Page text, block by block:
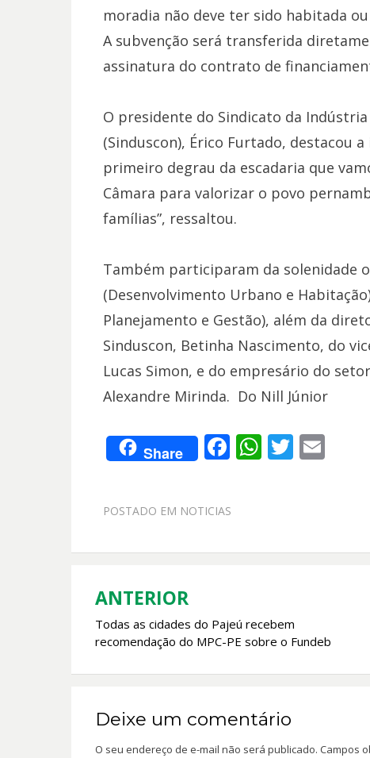
moradia não deve ter sido habitada
A subvenção será transferida
assinatura do contrato de
O presidente do Sindicato da
(Sinduscon), Érico Furtado, destacou
primeiro degrau da escadaria que
Câmara para valorizar o povo
famílias”, ressaltou.
Também participaram da solenidade
(Desenvolvimento Urbano e
Planejamento e Gestão), além da
Sinduscon, Betinha Nascimento, do
Lucas Simon, e do empresário do
Alexandre Mirinda. Do Nill Júnior
Share F
b
o
W
A
T E
POSTADO EM NOTICIAS
Navegação
de
ANTERIOR
Todas as cidades do Pajeú recebem
recomendação do MPC-PE sobre o Fundeb
Deixe um comentário
O seu endereço de e-mail não será publicado. Campos